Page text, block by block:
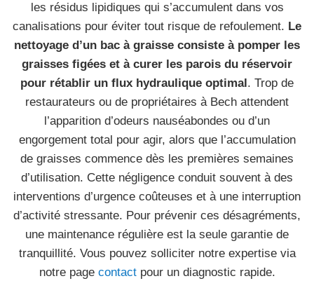
les résidus lipidiques qui s’accumulent dans vos
canalisations pour éviter tout risque de refoulement. Le
nettoyage d’un bac à graisse consiste à pomper les
graisses figées et à curer les parois du réservoir
pour rétablir un flux hydraulique optimal. Trop de
restaurateurs ou de propriétaires à Bech attendent
l’apparition d’odeurs nauséabondes ou d’un
engorgement total pour agir, alors que l’accumulation
de graisses commence dès les premières semaines
d’utilisation. Cette négligence conduit souvent à des
interventions d’urgence coûteuses et à une interruption
d’activité stressante. Pour prévenir ces désagréments,
une maintenance régulière est la seule garantie de
tranquillité. Vous pouvez solliciter notre expertise via
notre page contactpour un diagnostic rapide.